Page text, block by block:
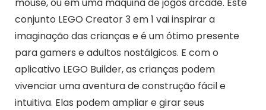
conjunto LEGO Creator 3 em 1 vai inspirar a
imaginação das crianças e é um ótimo presente
para gamers e adultos nostálgicos. E com o
aplicativo LEGO Builder, as crianças podem
vivenciar uma aventura de construção fácil e
intuitiva. Elas podem ampliar e girar seus